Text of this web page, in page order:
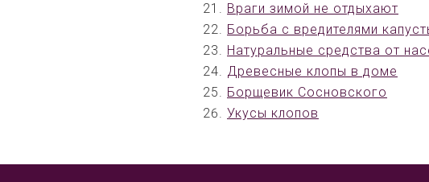
Враги зимой не отдыхают
Борьба с вредителями
Натуральные средства от
Древесные клопы в доме
Борщевик Сосновского
Укусы клопов